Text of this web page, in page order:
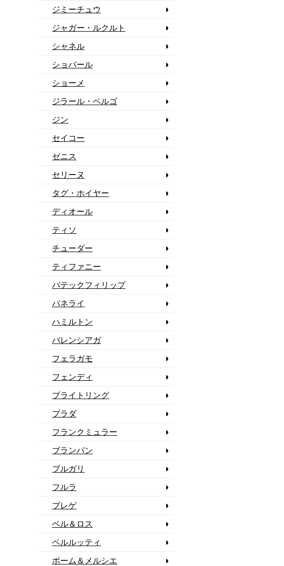
ジミーチュウ
ジャガー・ルクルト
シャネル
ショパール
ショーメ
ジラール・ペルゴ
ジン
セイコー
ゼニス
セリーヌ
タグ・ホイヤー
ディオール
ティソ
チューダー
ティファニー
パテックフィリップ
パネライ
ハミルトン
バレンシアガ
フェラガモ
フェンディ
ブライトリング
プラダ
フランクミュラー
ブランパン
ブルガリ
フルラ
ブレゲ
ベル＆ロス
ベルルッティ
ボーム＆メルシエ